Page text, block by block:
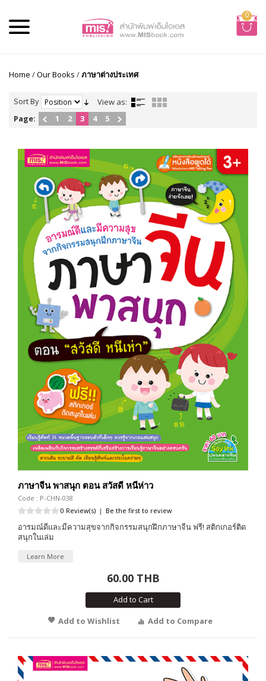
0
Home /Our Books /ภาษาต่างประเทศ
Sort By
View as:
Page:
1 2 3 4 5
ภาษาจีน พาสนุก ตอน สวัสดี หนีห่าว
Code : P-CHN-038
0 Review(s) | Be the first to review
อารมณ์ดีและมีความสุขจากกิจกรรมสนุกฝึกภาษาจีน ฟรี! สติกเกอร์ติด
สนุกในเล่ม
Learn More
60.00 THB
Add to Cart
Add to Wishlist
Add to Compare